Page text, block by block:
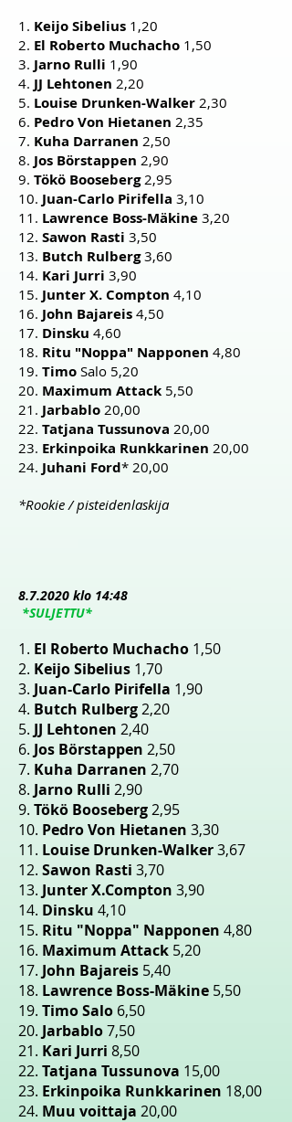
1. Keijo Sibelius 1,20
2. El Roberto Muchacho 1,50
3. Jarno Rulli 1,90
4. JJ Lehtonen 2,20
5. Louise Drunken-Walker 2,30
6. Pedro Von Hietanen 2,35
7. Kuha Darranen 2,50
8. Jos Börstappen 2,90
9. Tökö Booseberg2,95
10. Juan-Carlo Pirifella 3,10
11. Lawrence Boss-Mäkine 3,20
12. Sawon Rasti 3,50
13. Butch Rulberg3,60
14. Kari Jurri 3,90
15. Junter X. Compton 4,10
16. John Bajareis 4,50
17. Dinsku 4,60
18. Ritu "Noppa" Napponen 4,80
19. Timo Salo 5,20
20. Maximum Attack 5,50
21. Jarbablo 20,00
22. Tatjana Tussunova 20,00
23. Erkinpoika Runkkarinen 20,00
24. Juhani Ford* 20,00
*Rookie / pisteidenlaskija
8.7.2020 klo 14:48
*SULJETTU*
1. El Roberto Muchacho 1,50
2. Keijo Sibelius 1,70
3. Juan-Carlo Pirifella 1,90
4. Butch Rulberg2,20
5. JJ Lehtonen 2,40
6. Jos Börstappen 2,50
7. Kuha Darranen 2,70
8. Jarno Rulli 2,90
9. Tökö Booseberg2,95
10. Pedro Von Hietanen 3,30
11. Louise Drunken-Walker3,67
12. Sawon Rasti 3,70
13. Junter X.Compton 3,90
14. Dinsku 4,10
15. Ritu "Noppa" Napponen 4,80
16. Maximum Attack 5,20
17. John Bajareis 5,40
18. Lawrence Boss-Mäkine 5,50
19. Timo Salo 6,50
20. Jarbablo7,50
21. Kari Jurri 8,50
22. Tatjana Tussunova 15,00
23. Erkinpoika Runkkarinen 18,00
24. Muu voittaja 20,00